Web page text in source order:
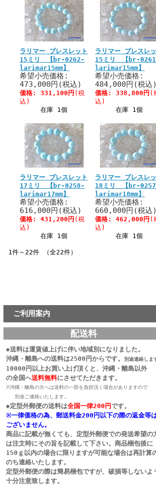
ラリマー ブレスレット
15ミリ 【br-0262-
larimar15mm】
希望小売価格:
473,000円(税込)
価格:331,100円 (税
込)
在庫 1個
ラリマー ブレスレ
15ミリ 【br-
larimar15mm】
希望小売価格:
484,000円(税込)
価格:338,800円 (
込)
在庫 1個
ラリマー ブレスレット
17ミリ 【br-0258-
larimar17mm】
希望小売価格:
616,000円(税込)
価格:431,200円 (税
込)
在庫 1個
ラリマー ブレスレ
18ミリ 【br-
larimar18mm】
希望小売価格:
660,000円(税込)
価格:462,000円 (
込)
在庫 1個
1件～22件 （全22件）
ご利用案内
配送料
◆送料は運賃値上げに伴い地域別になりました。
沖縄・離島への送料は2500円からです。
別途連絡しま
10000円以上お買い上げ頂くと、沖縄・離島以外
の全国へ送料無料にさせてただきます。
※沖縄・離島の方へは送料の一部を負担頂く場合がありますので
別途ご連絡いたします。
◆定型外郵便の送料は全国一律200円です。
※一律価格の為、郵送料金200円以下の際の返金等
ございません。
商品に記載が無くても、定型外郵便での発送希望の
は注文時にその旨を記載して下さい。商品梱包後に
150ｇ以内の場合に限りますが可能な場合は再計算
のち連絡いたします。
定型外郵便の際は簡易梱包ですが、破損等しないよ
十分注意致します。